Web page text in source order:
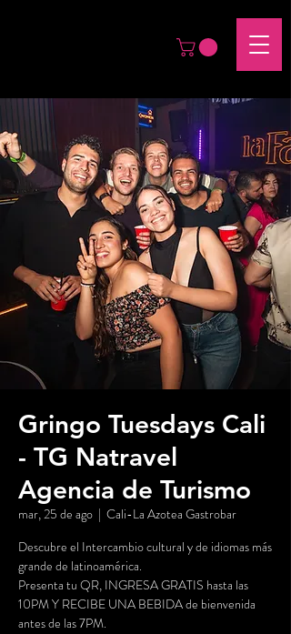
Gringo Tuesdays Cali
- TG Natravel
Agencia de Turismo
mar, 25 de ago
  |
Cali-La Azotea Gastrobar
Descubre el Intercambio cultural y de idiomas más
grande de latinoamérica.
Presenta tu QR, INGRESA GRATIS hasta las
10PM Y RECIBE UNA BEBIDA de bienvenida
antes de las 7PM.